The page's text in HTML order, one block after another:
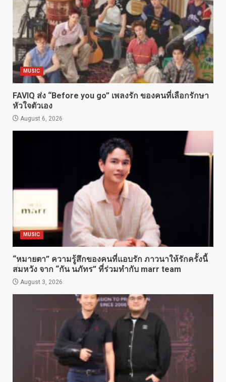
MUSIC
FAVIQ ส่ง “Before you go” เพลงรัก ของคนที่เลือกรักษา
หัวใจตัวเอง
August 6, 2026
MUSIC
“หมายตา” ความรู้สึกของคนที่แอบรัก ภาวนาให้รักครั้งนี้
สมหวัง จาก “กัน นภัทร” ที่ร่วมทำกับ marr team
August 3, 2026